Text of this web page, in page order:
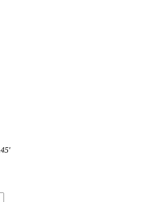
45'